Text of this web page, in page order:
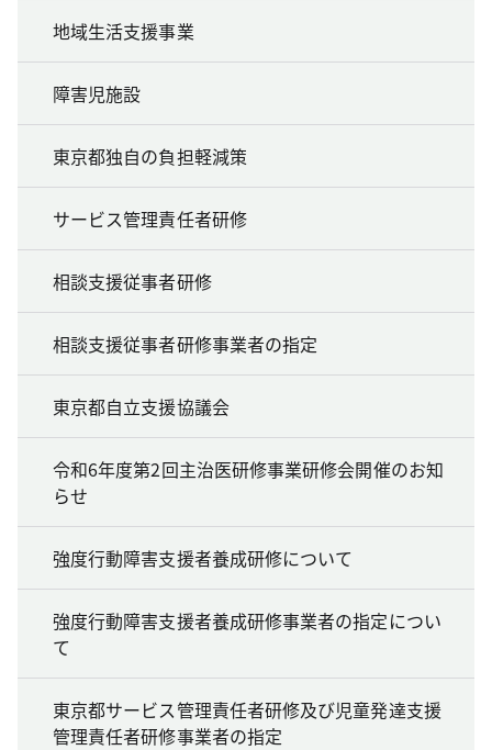
地域生活支援事業
障害児施設
東京都独自の負担軽減策
サービス管理責任者研修
相談支援従事者研修
相談支援従事者研修事業者の指定
東京都自立支援協議会
令和6年度第2回主治医研修事業研修会開催のお知
らせ
強度行動障害支援者養成研修について
強度行動障害支援者養成研修事業者の指定につい
て
東京都サービス管理責任者研修及び児童発達支援
管理責任者研修事業者の指定